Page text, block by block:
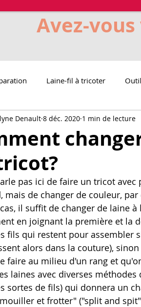
Avez-
Laine-fil à tricoter
Denault 8 déc. 2020 1 min de lecture
mais de changer de couleur,
il suffit de changer de laine
en joignant la première et la
fils qui restent pour assembler
alors dans la couture),
faire au milieu d'un rang et
laines avec diverses
sortes de fils) qui donnera un
et frotter" ("split and